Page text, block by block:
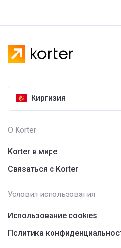
Киргизия
О Korter
Korter в мире
Связаться с Korter
Условия использования
Использование cookies
Политика